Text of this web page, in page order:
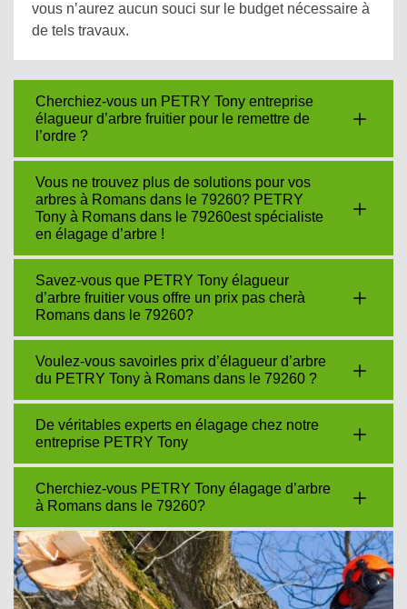
vous n’aurez aucun souci sur le budget nécessaire à
de tels travaux.
Cherchiez-vous un PETRY Tony entreprise
élagueur d’arbre fruitier pour le remettre de
l’ordre ?
Vous ne trouvez plus de solutions pour vos
arbres à Romans dans le 79260? PETRY
Tony à Romans dans le 79260est spécialiste
en élagage d’arbre !
Savez-vous que PETRY Tony élagueur
d’arbre fruitier vous offre un prix pas cherà
Romans dans le 79260?
Voulez-vous savoirles prix d’élagueur d’arbre
du PETRY Tony à Romans dans le 79260 ?
De véritables experts en élagage chez notre
entreprise PETRY Tony
Cherchiez-vous PETRY Tony élagage d’arbre
à Romans dans le 79260?